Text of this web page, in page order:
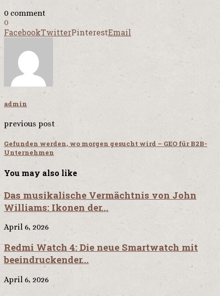
0 comment
0
FacebookTwitterPinterestEmail
admin
previous post
Gefunden werden, wo morgen gesucht wird – GEO für B2B-
Unternehmen
You may also like
Das musikalische Vermächtnis von John
Williams: Ikonen der...
April 6, 2026
Redmi Watch 4: Die neue Smartwatch mit
beeindruckender...
April 6, 2026